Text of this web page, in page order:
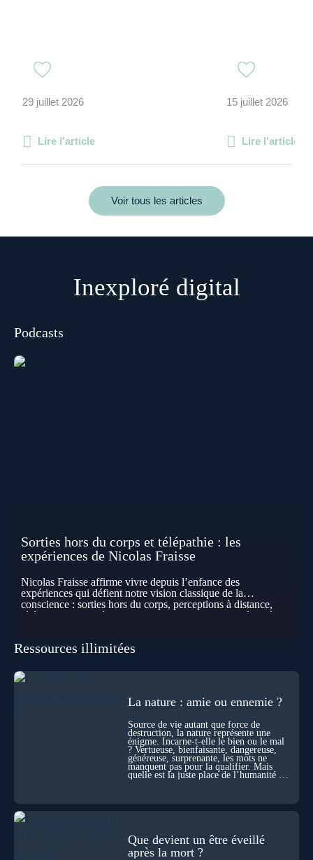
29 juillet 2026
Lire l'article
15 juillet 2026
Lire l'article
Voir tous les articles
Inexploré digital
Podcasts
Sorties hors du corps et télépathie : les
expériences de Nicolas Fraisse
Nicolas Fraisse affirme vivre depuis l’enfance des
expériences qui défient notre vision classique de la
conscience : sorties hors du corps, perceptions à distance,
télépathie spontanée… Comment accueillir ces phénomènes
les pensées d’autrui ? Que deviennent l’espace, le temps… et
disparaître ? Au fil de cet échange, Nicolas raconte ses
expériences les plus troublantes : visions vérifiées,
durant ses sorties, protocoles scientifiques… et toujours, cette
! Sommes-nous à l’aube d’une révolution de la conscience ?
Sans doute. Mais encore faut-il accepter d’explorer ces
territoires avec lucidité, et rigueur…
Ressources illimitées
La nature : amie ou ennemie ?
Source de vie autant que force de
destruction, la nature représente une
énigme. Incarne-t-elle le bien ou le mal
? Vertueuse, bienfaisante, dangereuse,
généreuse, surprenante, les mots ne
manquent pas pour la qualifier. Mais
quelle est la juste place de l’humanité au
Que devient un être éveillé
après la mort ?